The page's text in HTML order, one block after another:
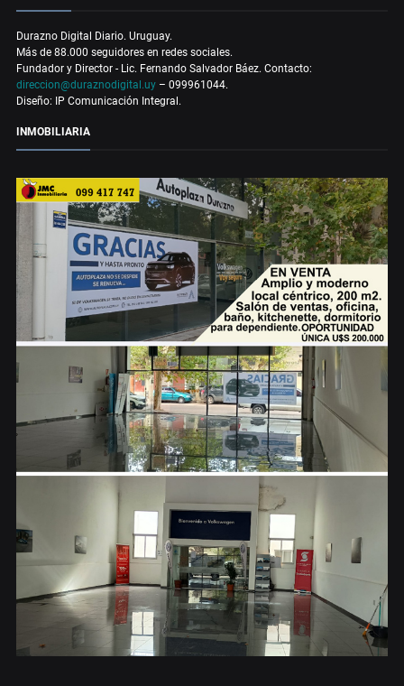
Durazno Digital Diario. Uruguay.
Más de 88.000 seguidores en redes sociales.
Fundador y Director - Lic. Fernando Salvador Báez. Contacto:
direccion@duraznodigital.uy – 099961044.
Diseño: IP Comunicación Integral.
INMOBILIARIA